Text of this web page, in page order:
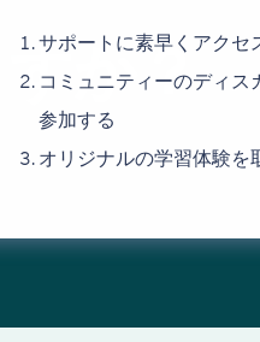
サポートに素早くアクセ
コミュニティーのディス
参加する
オリジナルの学習体験を
か？